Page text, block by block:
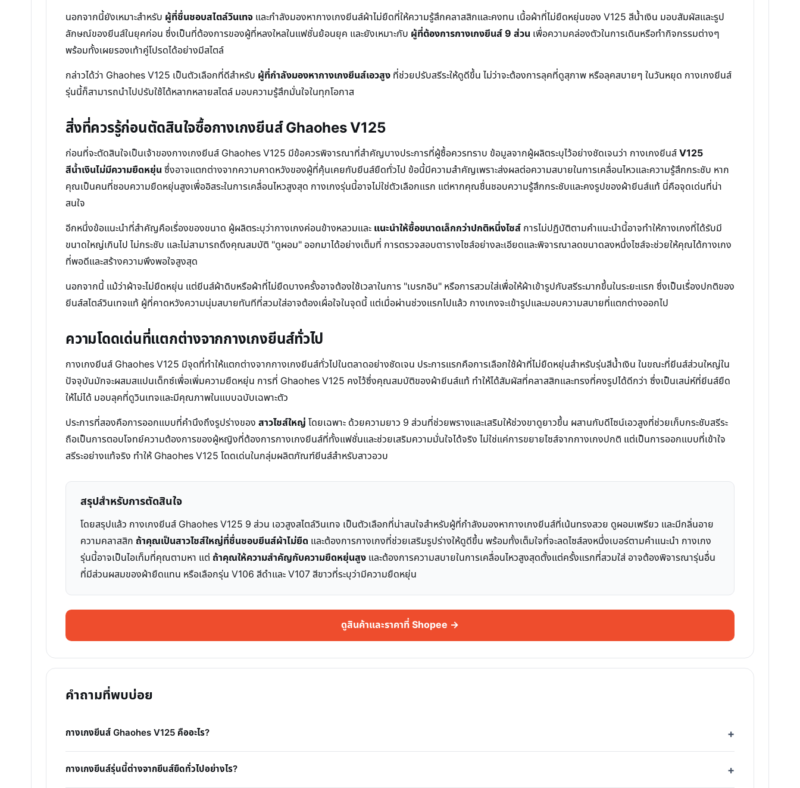
นอกจากนี้ยังเหมาะสำหรับ ผู้ที่ชื่นชอบสไตล์วินเทจ และกำลังมองหากางเกงยีนส์ผ้าไม่ยืดที่ให้ความรู้สึกคลาสสิกและคงทน เนื้อผ้าที่ไม่ยืดหยุ่นของ V125 สีน้ำเงิน มอบสัมผัสและรูป
ลักษณ์ของยีนส์ในยุคก่อน ซึ่งเป็นที่ต้องการของผู้ที่หลงใหลในแฟชั่นย้อนยุค และยังเหมาะกับ ผู้ที่ต้องการกางเกงยีนส์ 9 ส่วน เพื่อความคล่องตัวในการเดินหรือทำกิจกรรมต่างๆ
พร้อมทั้งเผยรองเท้าคู่โปรดได้อย่างมีสไตล์
กล่าวได้ว่า Ghaohes V125 เป็นตัวเลือกที่ดีสำหรับ ผู้ที่กำลังมองหากางเกงยีนส์เอวสูง ที่ช่วยปรับสรีระให้ดูดีขึ้น ไม่ว่าจะต้องการลุคที่ดูสุภาพ หรือลุคสบายๆ ในวันหยุด กางเกงยีนส์
รุ่นนี้ก็สามารถนำไปปรับใช้ได้หลากหลายสไตล์ มอบความรู้สึกมั่นใจในทุกโอกาส
สิ่งที่ควรรู้ก่อนตัดสินใจซื้อกางเกงยีนส์ Ghaohes V125
ก่อนที่จะตัดสินใจเป็นเจ้าของกางเกงยีนส์ Ghaohes V125 มีข้อควรพิจารณาที่สำคัญบางประการที่ผู้ซื้อควรทราบ ข้อมูลจากผู้ผลิตระบุไว้อย่างชัดเจนว่า กางเกงยีนส์V125
สีน้ำเงินไม่มีความยืดหยุ่น ซึ่งอาจแตกต่างจากความคาดหวังของผู้ที่คุ้นเคยกับยีนส์ยืดทั่วไป ข้อนี้มีความสำคัญเพราะส่งผลต่อความสบายในการเคลื่อนไหวและความรู้สึกกระชับ หาก
คุณเป็นคนที่ชอบความยืดหยุ่นสูงเพื่ออิสระในการเคลื่อนไหวสูงสุด กางเกงรุ่นนี้อาจไม่ใช่ตัวเลือกแรก แต่หากคุณชื่นชอบความรู้สึกกระชับและคงรูปของผ้ายีนส์แท้ นี่คือจุดเด่นที่น่า
สนใจ
อีกหนึ่งข้อแนะนำที่สำคัญคือเรื่องของขนาด ผู้ผลิตระบุว่ากางเกงค่อนข้างหลวมและ แนะนำให้ซื้อขนาดเล็กกว่าปกติหนึ่งไซส์ การไม่ปฏิบัติตามคำแนะนำนี้อาจทำให้กางเกงที่ได้รับมี
ขนาดใหญ่เกินไป ไม่กระชับ และไม่สามารถดึงคุณสมบัติ "ดูผอม" ออกมาได้อย่างเต็มที่ การตรวจสอบตารางไซส์อย่างละเอียดและพิจารณาลดขนาดลงหนึ่งไซส์จะช่วยให้คุณได้กางเกง
ที่พอดีและสร้างความพึงพอใจสูงสุด
นอกจากนี้ แม้ว่าผ้าจะไม่ยืดหยุ่น แต่ยีนส์ผ้าดิบหรือผ้าที่ไม่ยืดบางครั้งอาจต้องใช้เวลาในการ "เบรกอิน" หรือการสวมใส่เพื่อให้ผ้าเข้ารูปกับสรีระมากขึ้นในระยะแรก ซึ่งเป็นเรื่องปกติของ
ยีนส์สไตล์วินเทจแท้ ผู้ที่คาดหวังความนุ่มสบายทันทีที่สวมใส่อาจต้องเผื่อใจในจุดนี้ แต่เมื่อผ่านช่วงแรกไปแล้ว กางเกงจะเข้ารูปและมอบความสบายที่แตกต่างออกไป
ความโดดเด่นที่แตกต่างจากกางเกงยีนส์ทั่วไป
กางเกงยีนส์ Ghaohes V125 มีจุดที่ทำให้แตกต่างจากกางเกงยีนส์ทั่วไปในตลาดอย่างชัดเจน ประการแรกคือการเลือกใช้ผ้าที่ไม่ยืดหยุ่นสำหรับรุ่นสีน้ำเงิน ในขณะที่ยีนส์ส่วนใหญ่ใน
ปัจจุบันมักจะผสมสแปนเด็กซ์เพื่อเพิ่มความยืดหยุ่น การที่ Ghaohes V125 คงไว้ซึ่งคุณสมบัติของผ้ายีนส์แท้ ทำให้ได้สัมผัสที่คลาสสิกและทรงที่คงรูปได้ดีกว่า ซึ่งเป็นเสน่ห์ที่ยีนส์ยืด
ให้ไม่ได้ มอบลุคที่ดูวินเทจและมีคุณภาพในแบบฉบับเฉพาะตัว
ประการที่สองคือการออกแบบที่คำนึงถึงรูปร่างของ สาวไซส์ใหญ่ โดยเฉพาะ ด้วยความยาว 9 ส่วนที่ช่วยพรางและเสริมให้ช่วงขาดูยาวขึ้น ผสานกับดีไซน์เอวสูงที่ช่วยเก็บกระชับสรีระ
ถือเป็นการตอบโจทย์ความต้องการของผู้หญิงที่ต้องการกางเกงยีนส์ที่ทั้งแฟชั่นและช่วยเสริมความมั่นใจได้จริง ไม่ใช่แค่การขยายไซส์จากกางเกงปกติ แต่เป็นการออกแบบที่เข้าใจ
สรีระอย่างแท้จริง ทำให้ Ghaohes V125 โดดเด่นในกลุ่มผลิตภัณฑ์ยีนส์สำหรับสาวอวบ
สรุปสำหรับการตัดสินใจ
โดยสรุปแล้ว กางเกงยีนส์ Ghaohes V125 9 ส่วน เอวสูงสไตล์วินเทจ เป็นตัวเลือกที่น่าสนใจสำหรับผู้ที่กำลังมองหากางเกงยีนส์ที่เน้นทรงสวย ดูผอมเพรียว และมีกลิ่นอาย
ความคลาสสิก ถ้าคุณเป็นสาวไซส์ใหญ่ที่ชื่นชอบยีนส์ผ้าไม่ยืด และต้องการกางเกงที่ช่วยเสริมรูปร่างให้ดูดีขึ้น พร้อมทั้งเต็มใจที่จะลดไซส์ลงหนึ่งเบอร์ตามคำแนะนำ กางเกง
รุ่นนี้อาจเป็นไอเท็มที่คุณตามหา แต่ ถ้าคุณให้ความสำคัญกับความยืดหยุ่นสูง และต้องการความสบายในการเคลื่อนไหวสูงสุดตั้งแต่ครั้งแรกที่สวมใส่ อาจต้องพิจารณารุ่นอื่น
ที่มีส่วนผสมของผ้ายืดแทน หรือเลือกรุ่น V106 สีดำและ V107 สีขาวที่ระบุว่ามีความยืดหยุ่น
ดูสินค้าและราคาที่ Shopee →
คำถามที่พบบ่อย
กางเกงยีนส์ Ghaohes V125 คืออะไร?
กางเกงยีนส์รุ่นนี้ต่างจากยีนส์ยืดทั่วไปอย่างไร?